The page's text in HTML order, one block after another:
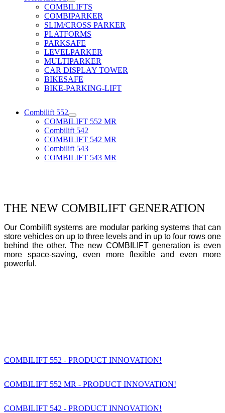
COMBILIFTS
COMBIPARKER
SLIM/CROSS PARKER
PLATFORMS
PARKSAFE
LEVELPARKER
MULTIPARKER
CAR DISPLAY TOWER
BIKESAFE
BIKE-PARKING-LIFT
Combilift 552
COMBILIFT 552 MR
Combilift 542
COMBILIFT 542 MR
Combilift 543
COMBILIFT 543 MR
THE NEW COMBILIFT GENERATION
Our Combilift systems are modular parking systems that can
store vehicles on up to three levels and in up to four rows one
behind the other. The new COMBILIFT generation is even
more space-saving, even more flexible and even more
powerful.
COMBILIFT 552 - PRODUCT INNOVATION!
COMBILIFT 552 MR - PRODUCT INNOVATION!
COMBILIFT 542 - PRODUCT INNOVATION!